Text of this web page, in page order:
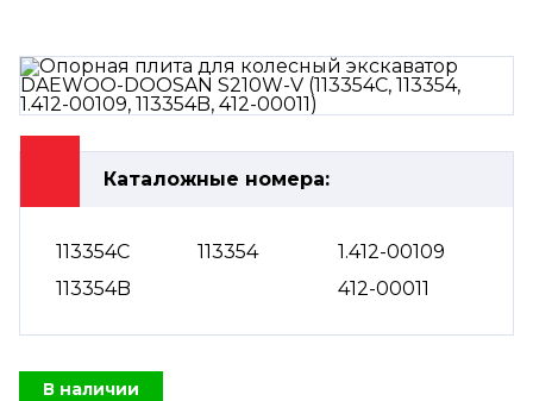
Каталожные номера:
113354C 113354
1.412-00109
113354B
412-00011
В наличии